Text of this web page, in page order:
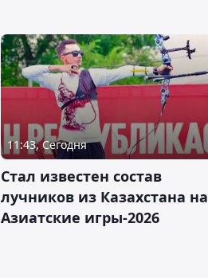
11:43, Сегодня
Стал известен состав
лучников из Казахстана на
Азиатские игры-2026